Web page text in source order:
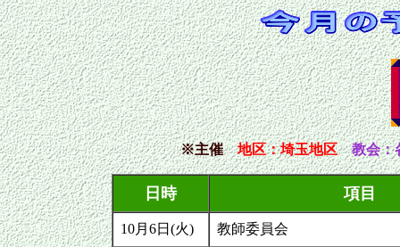
※主催 地区：埼玉地区 教会：
日時 項目
10月6日(火) 教師委員会